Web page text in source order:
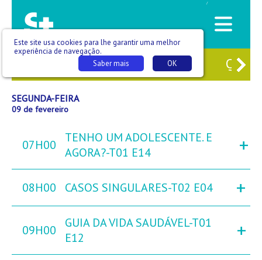
/
SEG09 TER 10 QUA
SEGUNDA-FEIRA
09 de fevereiro
07H00
TENHO UM ADOLESCENTE. E
AGORA?-T01 E14
+
08H00 CASOS SINGULARES-T02 E04 +
09H00
GUIA DA VIDA SAUDÁVEL-T01
E12
+
Este site usa cookies para lhe garantir uma melhor
experiência de navegação.
OK
Saber mais